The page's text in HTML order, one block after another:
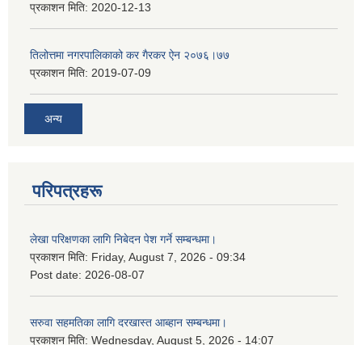
प्रकाशन मिति: 2020-12-13
तिलोत्तमा नगरपालिकाको कर गैरकर ऐन २०७६।७७
प्रकाशन मिति: 2019-07-09
अन्य
परिपत्रहरू
लेखा परिक्षणका लागि निबेदन पेश गर्ने सम्बन्धमा।
प्रकाशन मिति: Friday, August 7, 2026 - 09:34
Post date: 2026-08-07
सरुवा सहमतिका लागि दरखास्त आब्हान सम्बन्धमा।
प्रकाशन मिति: Wednesday, August 5, 2026 - 14:07